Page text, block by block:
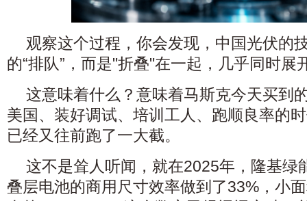
观察这个过程，你会发现，中国光伏的
的“排队”，而是"折叠"在一起，几乎同时展
这意味着什么？意味着马斯克今天买到
美国、装好调试、培训工人、跑顺良率的
已经又往前跑了一大截。
这不是耸人听闻，就在2025年，隆基绿
叠层电池的商用尺寸效率做到了33%，小